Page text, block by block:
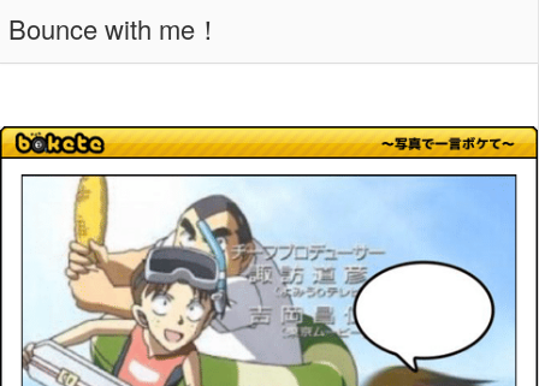
Bounce with me！